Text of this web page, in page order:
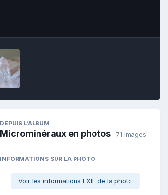
DEPUIS L’ALBUM
Microminéraux en photos · 71 images
INFORMATIONS SUR LA PHOTO
Voir les informations EXIF de la photo